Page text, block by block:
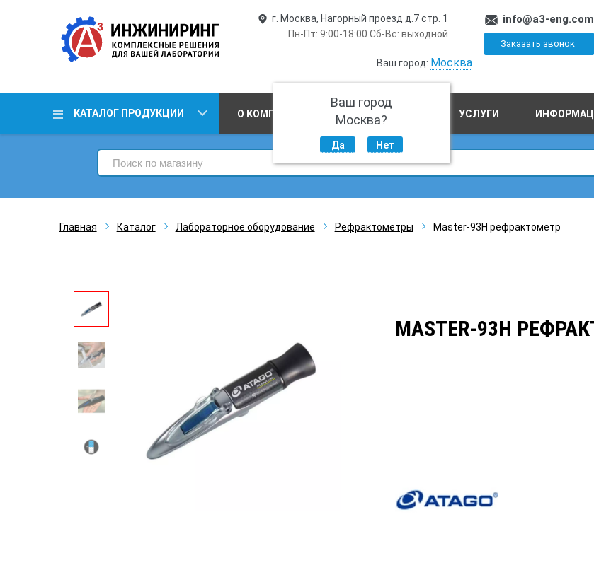
г. Москва, Нагорный проезд д.7 стр. 1
Пн-Пт: 9:00-18:00 Сб-Вс: выходной
Ваш город: Москва
Ваш город
Москва?
Да Нет
info@a3-eng.com
Заказать звонок
КАТАЛОГ ПРОДУКЦИИ О КОМПАНИИ ПРОИЗВОДСТВО УСЛУГИ
Главная Каталог Лабораторное оборудование Рефрактометры Master-93H рефрактометр
MASTER-93H